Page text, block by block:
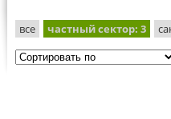
все частный сектор: 3